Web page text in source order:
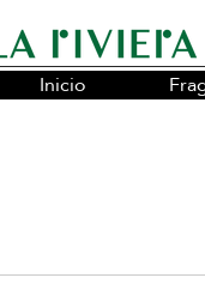
Somos la cadena líder en
Inicio